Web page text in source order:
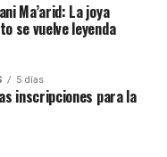
Ma’arid: La joya
se vuelve leyenda
5 días
inscripciones para la